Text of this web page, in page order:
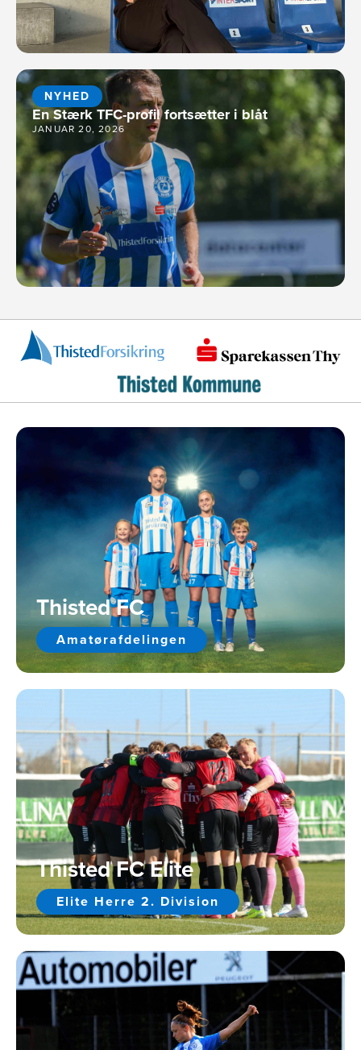
NYHED
En Stærk TFC-profil fortsætter i blåt
JANUAR 20, 2026
Thisted FC
Amatørafdelingen
Thisted FC Elite
Elite Herre 2. Division